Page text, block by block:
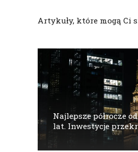
Artykuły, które mogą Ci
Najlepsze półrocze
lat. Inwestycje